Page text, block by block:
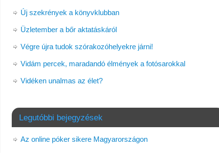
Új szekrények a könyvklubban
Üzletember a bőr aktatáskáról
Végre újra tudok szórakozóhelyekre járni!
Vidám percek, maradandó élmények a fotósarokkal
Vidéken unalmas az élet?
Legutóbbi bejegyzések
Az online póker sikere Magyarországon